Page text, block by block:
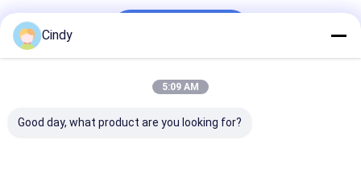
Cindy
5:09 AM
Good day, what product are you looking for?